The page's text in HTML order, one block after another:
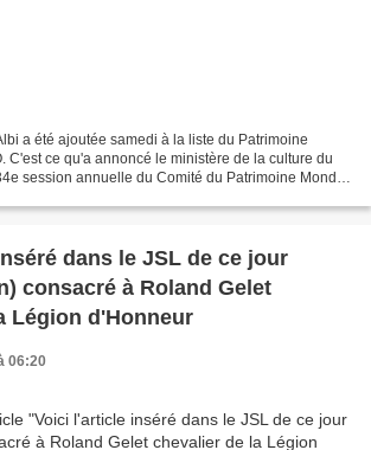
a été ajoutée samedi à la liste du Patrimoine
C'est ce qu'a annoncé le ministère de la culture du
session annuelle du Comité du Patrimoine Mondial
dans le JSL de ce jour
consacré à Roland Gelet
Légion d'Honneur
06:20